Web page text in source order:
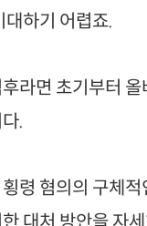
대하기 어렵죠.
라면 초기부터
.
령 혐의의 구체적